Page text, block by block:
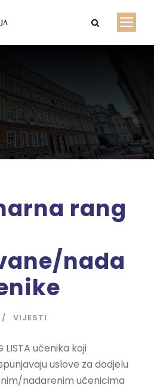
rang
nada
VIJESTI
LISTA učenika koji
uslove za dodjelu
nadarenim učenicima